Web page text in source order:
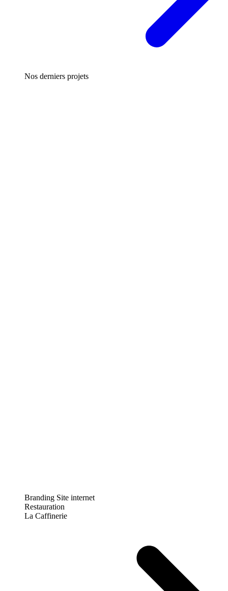
Nos derniers projets
Branding Site internet
Restauration
La Caffinerie